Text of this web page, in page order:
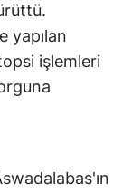
yapılan
işlemleri